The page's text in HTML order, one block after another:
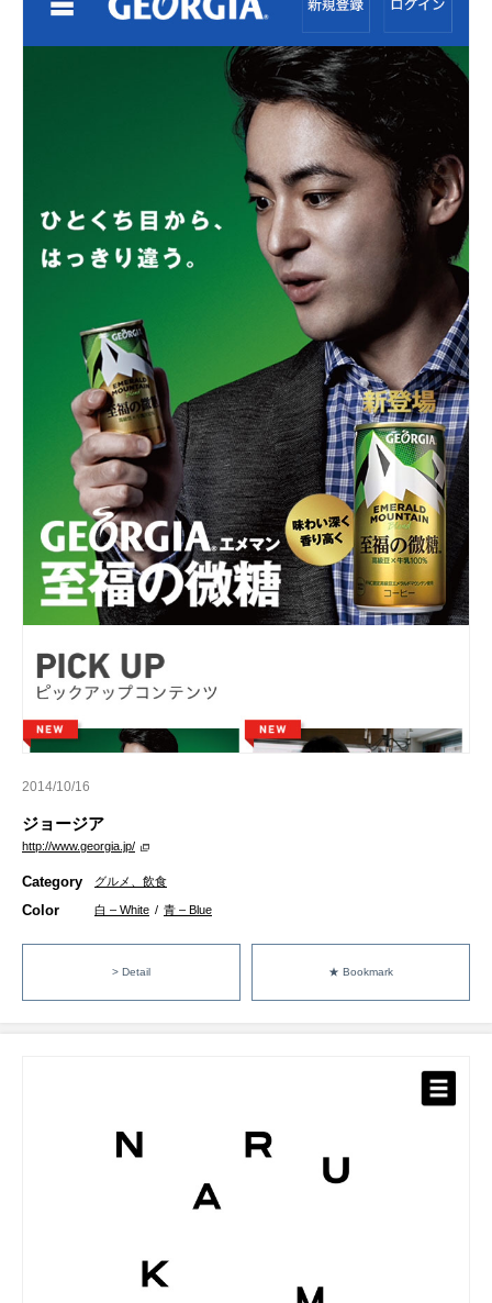
2014/10/16
ジョージア
http://www.georgia.jp/
Category グルメ、飲食
Color 白 – White / 青 – Blue
> Detail ★ Bookmark